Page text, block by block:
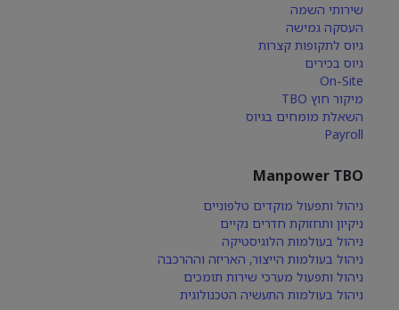
שירותי השמה
העסקה גמישה
גיוס לתקופות קצרות
גיוס בכירים
On-Site
מיקור חוץ TBO
השאלת מומחים בגיוס
Payroll
Manpower TBO
ניהול ותפעול מוקדים טלפוניים
ניקיון ותחזוקת חדרים נקיים
ניהול בעולמות הלוגיסטיקה
ניהול בעולמות הייצור, האריזה וההרכבה
ניהול ותפעול מערכי שירות תומכים
ניהול בעולמות התעשיה הטכנולוגית